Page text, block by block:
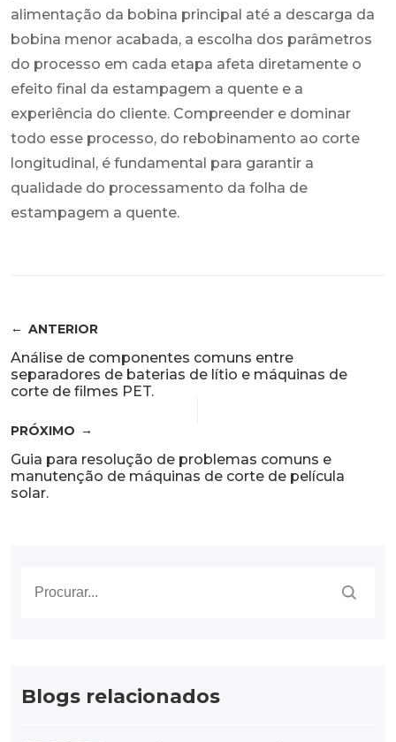
alimentação da bobina principal até a descarga da
bobina menor acabada, a escolha dos parâmetros
do processo em cada etapa afeta diretamente o
efeito final da estampagem a quente e a
experiência do cliente. Compreender e dominar
todo esse processo, do rebobinamento ao corte
longitudinal, é fundamental para garantir a
qualidade do processamento da folha de
estampagem a quente.
ANTERIOR
Análise de componentes comuns entre
separadores de baterias de lítio e máquinas de
corte de filmes PET.
PRÓXIMO
Guia para resolução de problemas comuns e
manutenção de máquinas de corte de película
solar.
Blogs relacionados